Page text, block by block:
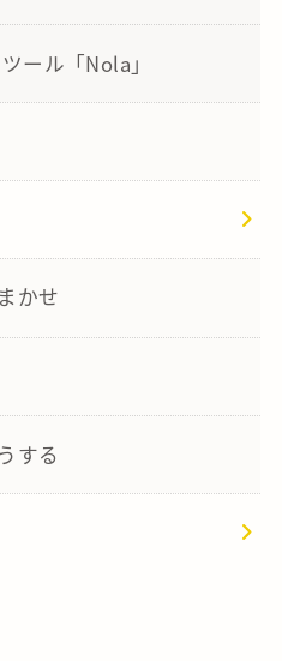
ール「Nola」
かせ
する